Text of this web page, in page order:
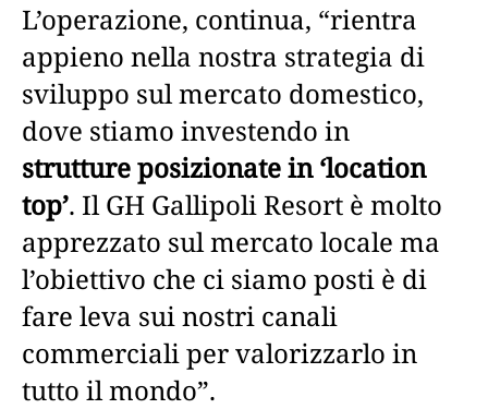
L’operazione, continua, “rientra
appieno nella nostra strategia di
sviluppo sul mercato domestico,
dove stiamo investendo in
strutture posizionate in ‘location
top’. Il GH Gallipoli Resort è molto
apprezzato sul mercato locale ma
l’obiettivo che ci siamo posti è di
fare leva sui nostri canali
commerciali per valorizzarlo in
tutto il mondo”.